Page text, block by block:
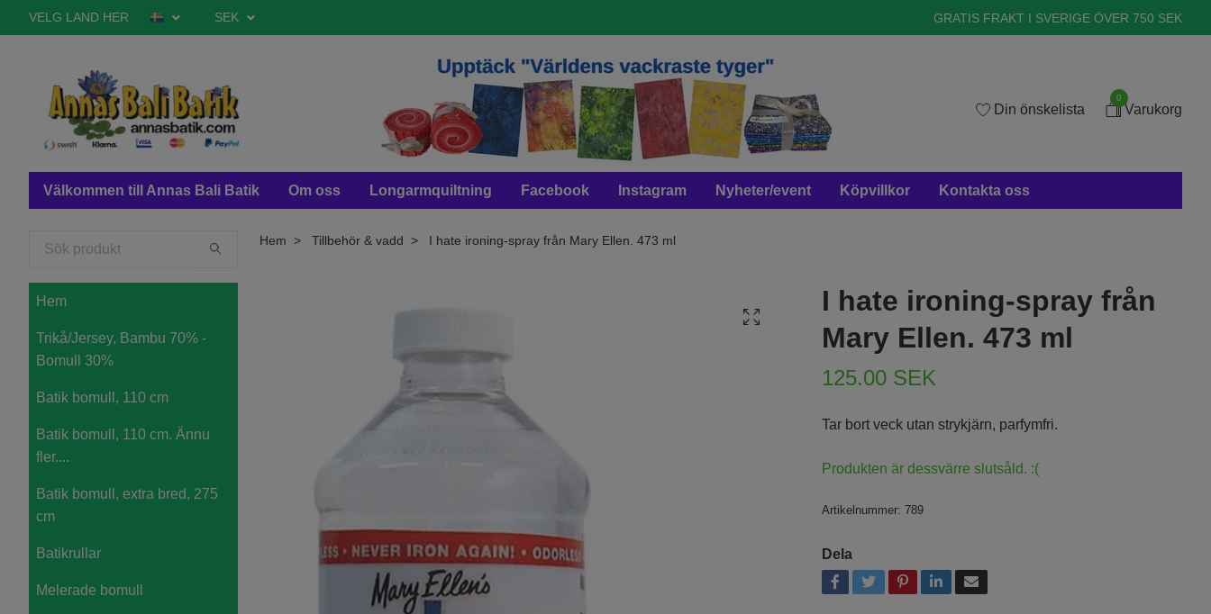
VELG LAND HER SEK GRATIS FRAKT I SVERIGE ÖVER 750 SEK
Din önskelista
0
Varukorg
Välkommen till Annas Bali Batik Om oss Longarmquiltning Facebook Instagram Nyheter/event Köpvillkor Kontakta oss
Hem
Trikå/Jersey, Bambu 70% -
Bomull 30%
Batik bomull, 110 cm
Batik bomull, 110 cm. Ännu
fler....
Batik bomull, extra bred, 275
cm
Batikrullar
Melerade bomull
Hem Tillbehör & vadd I hate ironing-spray från Mary Ellen. 473 ml
I hate ironing-spray från
Mary Ellen. 473 ml
125.00 SEK
Tar bort veck utan strykjärn, parfymfri.
Produkten är dessvärre slutsåld. :(
Artikelnummer: 789
Dela